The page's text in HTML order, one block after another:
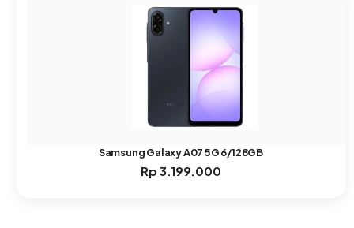
Samsung Galaxy A07 5G 6/128GB
Rp 3.199.000